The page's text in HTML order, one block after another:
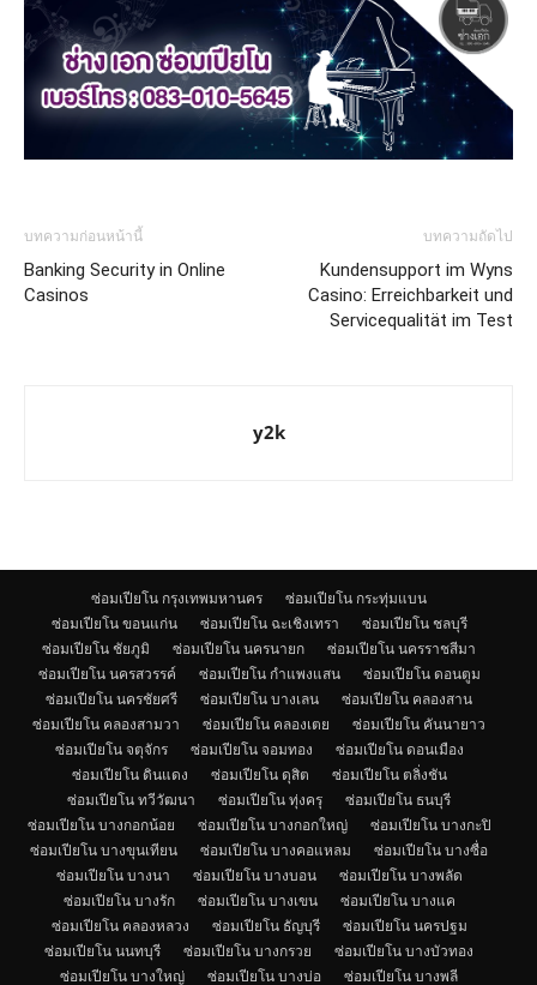
บทความก่อนหน้านี้
Banking Security in Online
Casinos
บทความถัดไป
Kundensupport im Wyns
Casino: Erreichbarkeit und
Servicequalität im Test
y2k
ซ่อมเปียโน กรุงเทพมหานคร
ซ่อมเปียโน กระทุ่มแบน
ซ่อมเปียโน ขอนแก่น
ซ่อมเปียโน ฉะเชิงเทรา
ซ่อมเปียโน ชลบุรี
ซ่อมเปียโน ชัยภูมิ
ซ่อมเปียโน นครนายก
ซ่อมเปียโน นครราชสีมา
ซ่อมเปียโน นครสวรรค์
ซ่อมเปียโน กำแพงแสน
ซ่อมเปียโน ดอนตูม
ซ่อมเปียโน นครชัยศรี
ซ่อมเปียโน บางเลน
ซ่อมเปียโน คลองสาน
ซ่อมเปียโน คลองสามวา
ซ่อมเปียโน คลองเตย
ซ่อมเปียโน คันนายาว
ซ่อมเปียโน จตุจักร
ซ่อมเปียโน จอมทอง
ซ่อมเปียโน ดอนเมือง
ซ่อมเปียโน ดินแดง
ซ่อมเปียโน ดุสิต
ซ่อมเปียโน ตลิ่งชัน
ซ่อมเปียโน ทวีวัฒนา
ซ่อมเปียโน ทุ่งครุ
ซ่อมเปียโน ธนบุรี
ซ่อมเปียโน บางกอกน้อย
ซ่อมเปียโน บางกอกใหญ่
ซ่อมเปียโน บางกะปิ
ซ่อมเปียโน บางขุนเทียน
ซ่อมเปียโน บางคอแหลม
ซ่อมเปียโน บางซื่อ
ซ่อมเปียโน บางนา
ซ่อมเปียโน บางบอน
ซ่อมเปียโน บางพลัด
ซ่อมเปียโน บางรัก
ซ่อมเปียโน บางเขน
ซ่อมเปียโน บางแค
ซ่อมเปียโน คลองหลวง
ซ่อมเปียโน ธัญบุรี
ซ่อมเปียโน นครปฐม
ซ่อมเปียโน นนทบุรี
ซ่อมเปียโน บางกรวย
ซ่อมเปียโน บางบัวทอง
ซ่อมเปียโน บางใหญ่
ซ่อมเปียโน บางบ่อ
ซ่อมเปียโน บางพลี